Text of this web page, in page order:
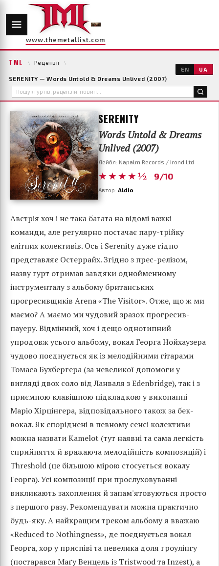
www.themetallist.com
TML \ Рецензії \
SERENITY — Words Untold & Dreams Unlived (2007)
EN UA
SERENITY
Words Untold & Dreams
Unlived (2007)
Лейбл: Napalm Records / Irond Ltd
★★★★½ 9/10
Автор: Aldio
Австрія хоч і не така багата на відомі важкі
команди, але регулярно постачає пару-трійку
елітних колективів. Ось і Serenity дуже гідно
представляє Остеррайх. Згідно з прес-релізом,
назву гурт отримав завдяки однойменному
інструменталу з альбому британських
прогресивщиків Arena «The Visitor». Отже, що ж ми
маємо? А маємо ми чудовий зразок прогресив-
пауеру. Відмінний, хоч і дещо однотипний
упродовж усього альбому, вокал Георга Нойхаузера
чудово поєднується як із мелодійними гітарами
Томаса Бухбергера (за невеликої допомоги у
вигляді двох соло від Ланваля з Edenbridge), так і з
приємною клавішною підкладкою у виконанні
Маріо Хірцінгера, відповідального також за бек-
вокал. Як споріднені в певному сенсі колективи
можна назвати Kamelot (тут наявні та сама легкість
сприйняття й вражаюча мелодійність композицій) і
Threshold (це більшою мірою стосується вокалу
Георга). Усі композиції при прослуховуванні
викликають захоплення й запам'ятовуються просто
з першого разу. Рекомендувати можна практично
будь-яку. А найкращим треком альбому я вважаю
«Reduced to Nothingness», де поєднується вокал
Георга, хор у приспіві та невелика доля гроулінгу
(постарався Маґу Венцель із Tristwood та Inzest), а